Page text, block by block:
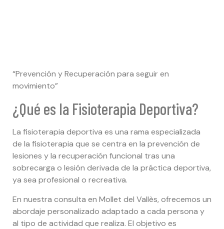
“Prevención y Recuperación para seguir en
movimiento”
¿Qué es la Fisioterapia Deportiva?
La fisioterapia deportiva es una rama especializada
de la fisioterapia que se centra en la prevención de
lesiones y la recuperación funcional tras una
sobrecarga o lesión derivada de la práctica deportiva,
ya sea profesional o recreativa.
En nuestra consulta en Mollet del Vallès, ofrecemos un
abordaje personalizado adaptado a cada persona y
al tipo de actividad que realiza. El objetivo es